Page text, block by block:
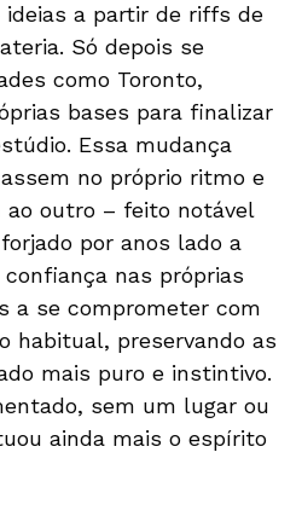
ideias a partir de riffs de
Só depois se
como Toronto,
bases para finalizar
Essa mudança
no próprio ritmo e
ao outro – feito notável
por anos lado a
nas próprias
a se comprometer com
habitual, preservando as
mais puro e instintivo.
sem um lugar ou
ainda mais o espírito